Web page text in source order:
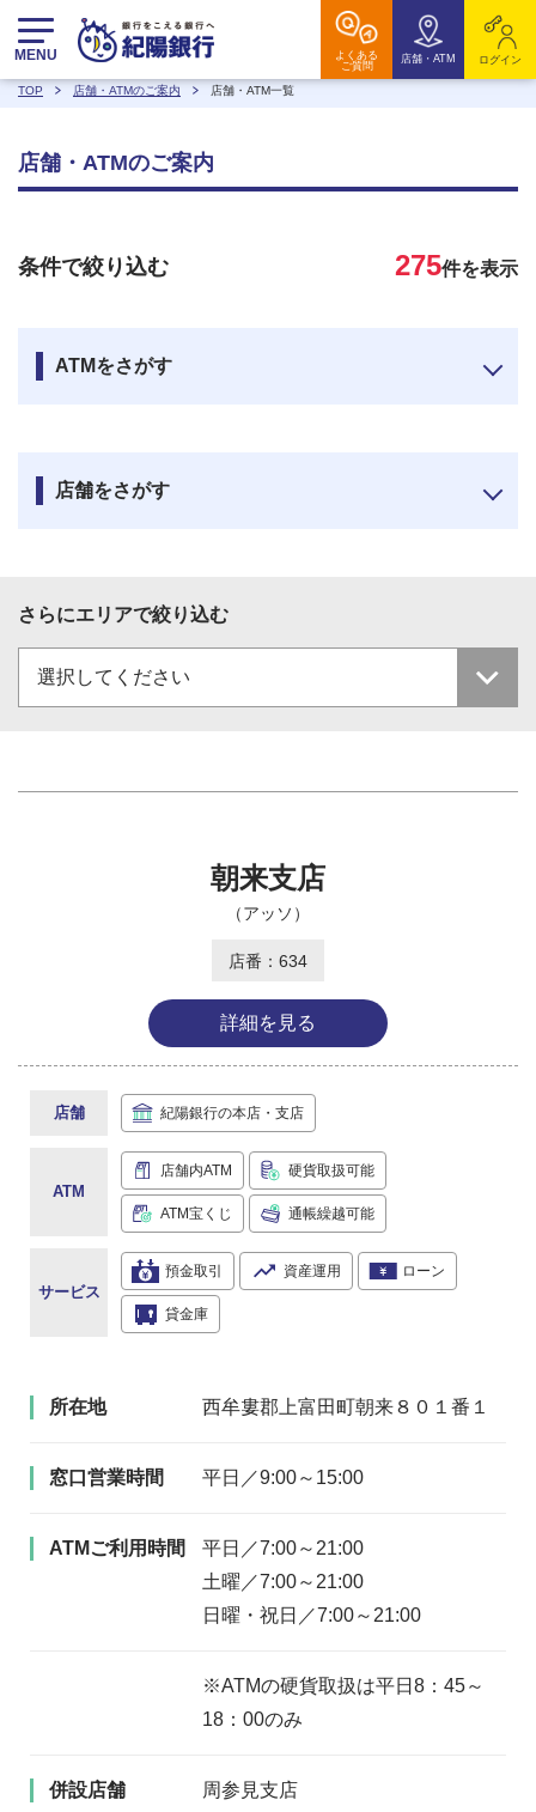
MENU
よくある
ご質問
店舗・ATM ログイン
TOP 店舗・ATMのご案内 店舗・ATM一覧
店舗・ATMのご案内
条件で絞り込む 275件を表示
ATMをさがす
店舗をさがす
さらにエリアで絞り込む
朝来支店
（アッソ）
店番：634
詳細を見る
店舗 紀陽銀行の本店・支店
ATM
店舗内ATM 硬貨取扱可能
ATM宝くじ 通帳繰越可能
サービス
預金取引 資産運用 ローン
貸金庫
所在地 西牟婁郡上富田町朝来８０１番１
窓口営業時間 平日／9:00～15:00
ATMご利用時間
平日／7:00～21:00
土曜／7:00～21:00
日曜・祝日／7:00～21:00
※ATMの硬貨取扱は平日8：45～
18：00のみ
併設店舗
周参見支店